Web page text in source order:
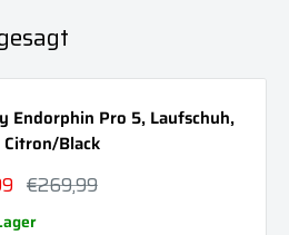
Endorphin Pro 5, Laufschuh,
Citron/Black
Normalpreis
€269,99